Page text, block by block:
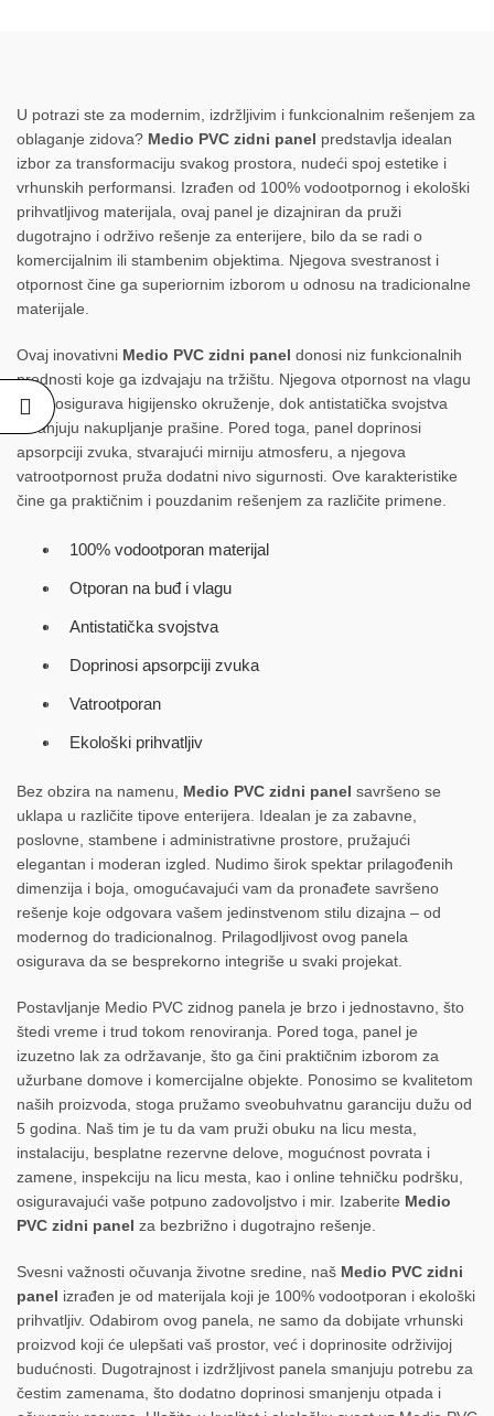
U potrazi ste za modernim, izdržljivim i funkcionalnim rešenjem za
oblaganje zidova? Medio PVC zidni panel predstavlja idealan
izbor za transformaciju svakog prostora, nudeći spoj estetike i
vrhunskih performansi. Izrađen od 100% vodootpornog i ekološki
prihvatljivog materijala, ovaj panel je dizajniran da pruži
dugotrajno i održivo rešenje za enterijere, bilo da se radi o
komercijalnim ili stambenim objektima. Njegova svestranost i
otpornost čine ga superiornim izborom u odnosu na tradicionalne
materijale.
Ovaj inovativni Medio PVC zidni panel donosi niz funkcionalnih
prednosti koje ga izdvajaju na tržištu. Njegova otpornost na vlagu
i buđ osigurava higijensko okruženje, dok antistatička svojstva
smanjuju nakupljanje prašine. Pored toga, panel doprinosi
apsorpciji zvuka, stvarajući mirniju atmosferu, a njegova
vatrootpornost pruža dodatni nivo sigurnosti. Ove karakteristike
čine ga praktičnim i pouzdanim rešenjem za različite primene.
100% vodootporan materijal
Otporan na buđ i vlagu
Antistatička svojstva
Doprinosi apsorpciji zvuka
Vatrootporan
Ekološki prihvatljiv
Bez obzira na namenu, Medio PVC zidni panel savršeno se
uklapa u različite tipove enterijera. Idealan je za zabavne,
poslovne, stambene i administrativne prostore, pružajući
elegantan i moderan izgled. Nudimo širok spektar prilagođenih
dimenzija i boja, omogućavajući vam da pronađete savršeno
rešenje koje odgovara vašem jedinstvenom stilu dizajna – od
modernog do tradicionalnog. Prilagodljivost ovog panela
osigurava da se besprekorno integriše u svaki projekat.
Postavljanje Medio PVC zidnog panela je brzo i jednostavno, što
štedi vreme i trud tokom renoviranja. Pored toga, panel je
izuzetno lak za održavanje, što ga čini praktičnim izborom za
užurbane domove i komercijalne objekte. Ponosimo se kvalitetom
naših proizvoda, stoga pružamo sveobuhvatnu garanciju dužu od
5 godina. Naš tim je tu da vam pruži obuku na licu mesta,
instalaciju, besplatne rezervne delove, mogućnost povrata i
zamene, inspekciju na licu mesta, kao i online tehničku podršku,
osiguravajući vaše potpuno zadovoljstvo i mir. Izaberite Medio
PVC zidni panel za bezbrižno i dugotrajno rešenje.
Svesni važnosti očuvanja životne sredine, naš Medio PVC zidni
panel izrađen je od materijala koji je 100% vodootporan i ekološki
prihvatljiv. Odabirom ovog panela, ne samo da dobijate vrhunski
proizvod koji će ulepšati vaš prostor, već i doprinosite održivijoj
budućnosti. Dugotrajnost i izdržljivost panela smanjuju potrebu za
čestim zamenama, što dodatno doprinosi smanjenju otpada i